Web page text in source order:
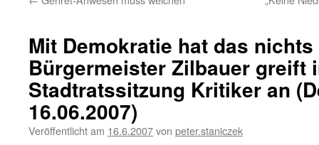
Mit Demokratie hat das
Bürgermeister Zilbauer greift
Stadtratssitzung Kritiker an
16.06.2007)
Veröffentlicht am 16.6.2007von peter.staniczek